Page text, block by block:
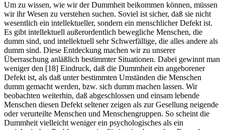
Um zu wissen, wie wir der Dummheit beikommen können, müssen
wir ihr Wesen zu verstehen suchen. Soviel ist sicher, daß sie nicht
wesentlich ein intellektueller, sondern ein menschlicher Defekt ist.
Es gibt intellektuell außerordentlich bewegliche Menschen, die
dumm sind, und intellektuell sehr Schwerfällige, die alles andere als
dumm sind. Diese Entdeckung machen wir zu unserer
Überraschung anläßlich bestimmter Situationen. Dabei gewinnt man
weniger den [18] Eindruck, daß die Dummheit ein angeborener
Defekt ist, als daß unter bestimmten Umständen die Menschen
dumm gemacht werden, bzw. sich dumm machen lassen. Wir
beobachten weiterhin, daß abgeschlossen und einsam lebende
Menschen diesen Defekt seltener zeigen als zur Gesellung neigende
oder verurteilte Menschen und Menschengruppen. So scheint die
Dummheit vielleicht weniger ein psychologisches als ein